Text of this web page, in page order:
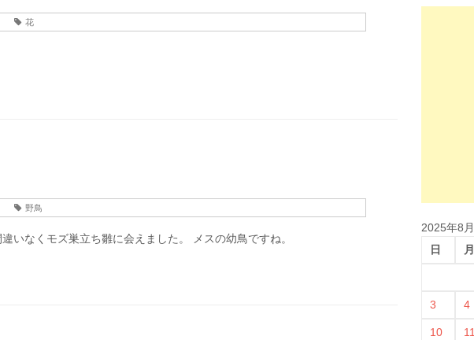
花
野鳥
いなくモズ巣立ち雛に会えました。 メスの幼鳥ですね。
2025年8月
日
月
3 4
10 11